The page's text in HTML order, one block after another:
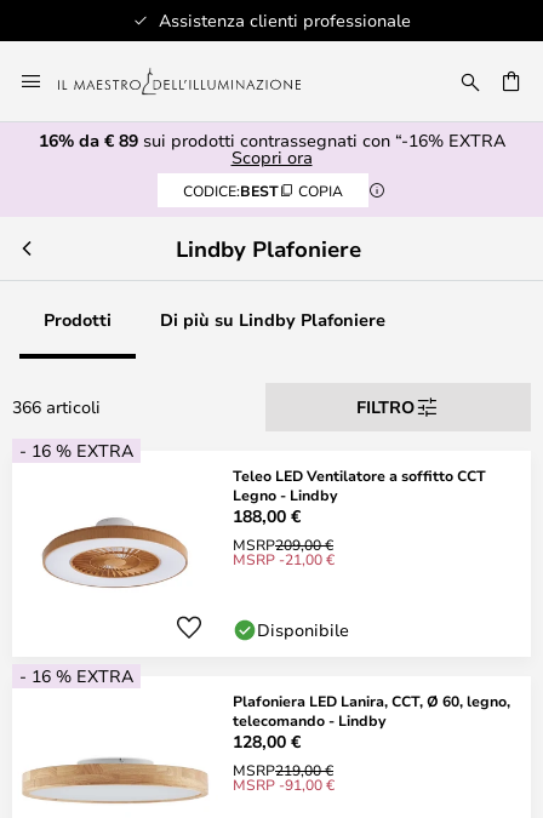
Assistenza clienti professionale
al
contenuto
16% da € 89sui prodotti contrassegnati con “-16% EXTRA
Scopri ora
CODICE:BEST COPIA
Lindby Plafoniere
Prodotti Di più su Lindby Plafoniere
366 articoli
FILTRO
- 16 % EXTRA
Teleo LED Ventilatore a soffitto CCT
Legno - Lindby
188,00 €
MSRP209,00 €
MSRP -21,00 €
Disponibile
- 16 % EXTRA
Plafoniera LED Lanira, CCT, Ø 60, legno,
telecomando - Lindby
128,00 €
MSRP219,00 €
MSRP -91,00 €